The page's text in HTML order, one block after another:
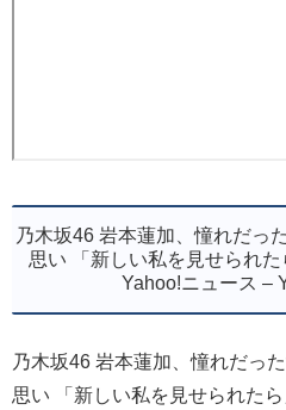
乃木坂46 岩本蓮加、憧れだっ
思い 「新しい私を見せられ
Yahoo!ニュース –
乃木坂46 岩本蓮加、憧れだっ
思い 「新しい私を見せられた